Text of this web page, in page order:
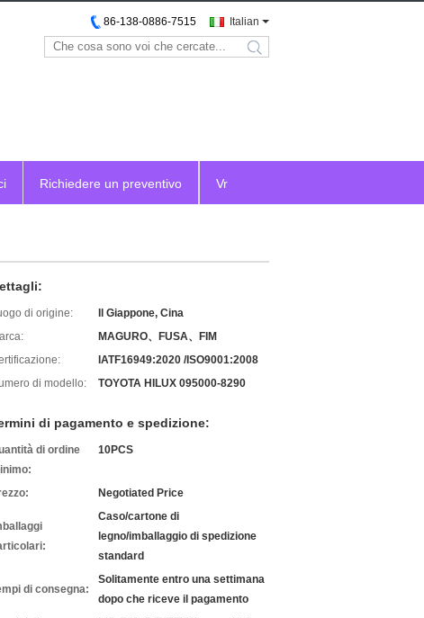
Italian
86-138-0886-7515
search
Richiedere un preventivo Vr
di origine:
Il Giappone, Cina
MAGURO、FUSA、FIM
IATF16949:2020 /ISO9001:2008
di modello:
TOYOTA HILUX 095000-8290
di pagamento e spedizione:
di ordine
10PCS
Negotiated Price
Caso/cartone di
legno/imballaggio di spedizione
standard
di consegna:
Solitamente entro una settimana
dopo che riceve il pagamento